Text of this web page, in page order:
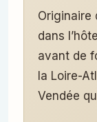
Originaire
dans
avant de
la Loire-
Vendée